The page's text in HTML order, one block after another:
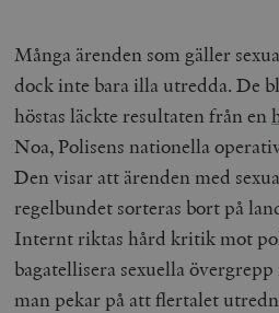
Många ärenden som gäller
dock inte bara illa utredda. De
höstas läckte resultaten från en
Noa, Polisens nationella
Den visar att ärenden med
regelbundet sorteras bort på
Internt riktas hård kritik mot
bagatellisera sexuella
man pekar på att flertalet